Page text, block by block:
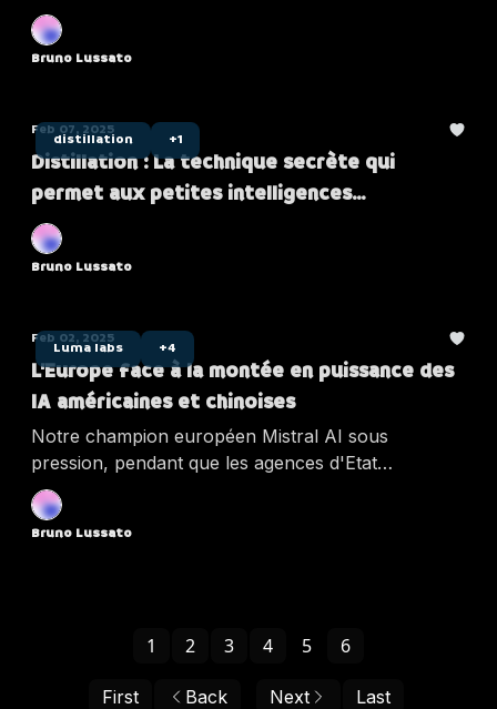
50$ !
Bruno Lussato
distillation +1
Feb 07, 2025
Distillation : La technique secrète qui
permet aux petites intelligences
Bruno Lussato
Luma labs +4
Feb 02, 2025
L’Europe face à la montée en puissance des
IA américaines et chinoises
Notre champion européen Mistral AI sous
pression, pendant que les agences d'Etat
américaines signent un partenariat (littéralement)
nucléaire avec Open AI et que le chinois Deepseek
lance sont IA qui révolutionne le marché.
Bruno Lussato
First Back
1 2 3 4 5 6
Next Last